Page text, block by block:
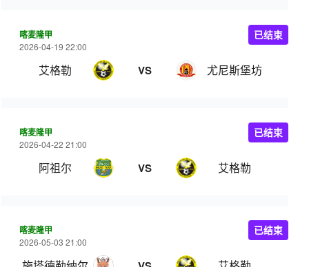
喀麦隆甲
2026-04-19 22:00
艾格勒 VS 尤尼斯堡坊
已结束
喀麦隆甲
2026-04-22 21:00
阿祖尔 VS 艾格勒
已结束
喀麦隆甲
2026-05-03 21:00
已结束